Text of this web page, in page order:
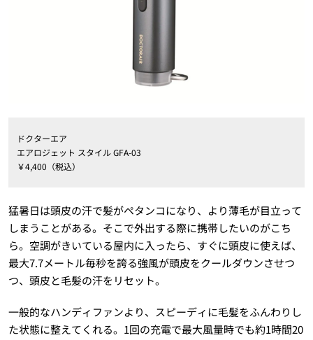
ドクターエア
エアロジェット スタイル GFA-03
￥4,400（税込）
猛暑日は頭皮の汗で髪がペタンコになり、より薄毛が目立って
しまうことがある。そこで外出する際に携帯したいのがこち
ら。空調がきいている屋内に入ったら、すぐに頭皮に使えば、
最大7.7メートル毎秒を誇る強風が頭皮をクールダウンさせつ
つ、頭皮と毛髪の汗をリセット。
一般的なハンディファンより、スピーディに毛髪をふんわりし
た状態に整えてくれる。1回の充電で最大風量時でも約1時間20